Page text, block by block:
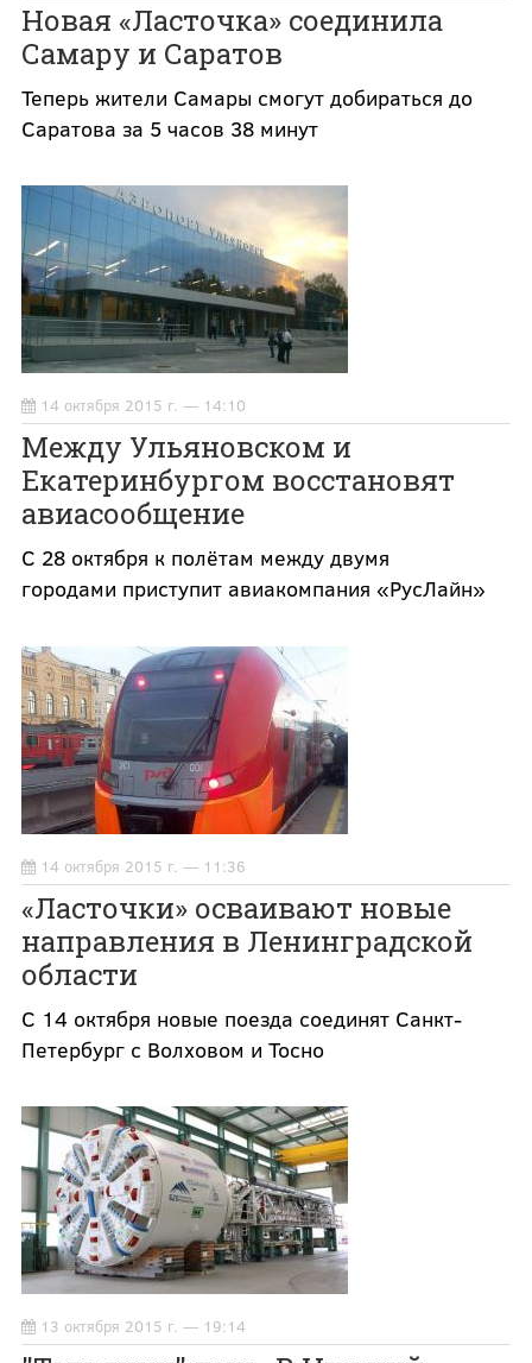
Новая «Ласточка» соединила
Самару и Саратов
Теперь жители Самары смогут добираться до
Саратова за 5 часов 38 минут
14 октября 2015 г. — 14:10
Между Ульяновском и
Екатеринбургом восстановят
авиасообщение
С 28 октября к полётам между двумя
городами приступит авиакомпания «РусЛайн»
14 октября 2015 г. — 11:36
«Ласточки» осваивают новые
направления в Ленинградской
области
С 14 октября новые поезда соединят Санкт-
Петербург с Волховом и Тосно
13 октября 2015 г. — 19:14